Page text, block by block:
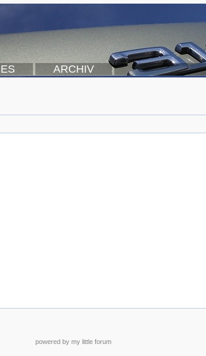
ARCHIV
powered by my little forum